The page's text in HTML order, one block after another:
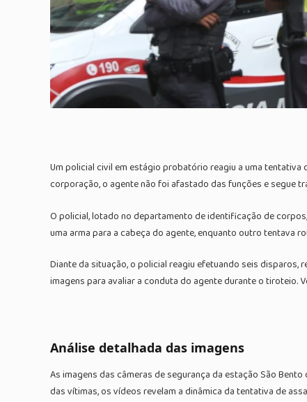
Um policial civil em estágio probatório reagiu a uma tentativa
corporação, o agente não foi afastado das funções e segue
O policial, lotado no departamento de identificação de
uma arma para a cabeça do agente, enquanto outro tentava
Diante da situação, o policial reagiu efetuando seis disparos,
imagens para avaliar a conduta do agente durante o tiroteio.
Análise detalhada das imagens
As imagens das câmeras de segurança da estação São
das vítimas, os vídeos revelam a dinâmica da tentativa de